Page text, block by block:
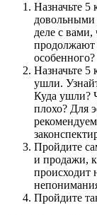
Назначьте
довольными
деле с
продолжают
особенного?
Назначьте 5
ушли.
Куда ушли?
плохо? Для
Пройдите
и продажи,
происходит
Пройдите